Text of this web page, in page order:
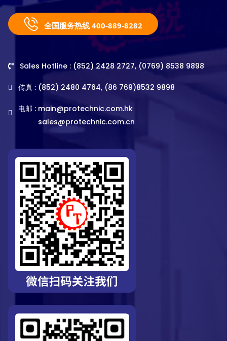
全国服务热线 400-889-8282
Sales Hotline : (852) 2428 2727, (0769) 8538 9898
传真 : (852) 2480 4764, (86 769)8532 9898
电邮 : main@protechnic.com.hk
sales@protechnic.com.cn